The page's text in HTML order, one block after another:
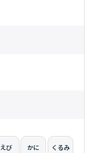
えび かに くるみ